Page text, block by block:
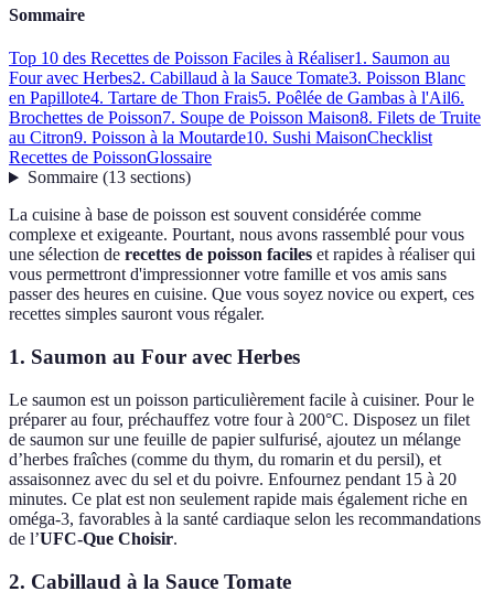
Sommaire
Top 10 des Recettes de Poisson Faciles à Réaliser1. Saumon au
Four avec Herbes2. Cabillaud à la Sauce Tomate3. Poisson Blanc
en Papillote4. Tartare de Thon Frais5. Poêlée de Gambas à l'Ail6.
Brochettes de Poisson7. Soupe de Poisson Maison8. Filets de Truite
au Citron9. Poisson à la Moutarde10. Sushi MaisonChecklist
Recettes de PoissonGlossaire
Sommaire(13 sections)
La cuisine à base de poisson est souvent considérée comme
complexe et exigeante. Pourtant, nous avons rassemblé pour vous
une sélection de recettes de poisson faciles et rapides à réaliser qui
vous permettront d'impressionner votre famille et vos amis sans
passer des heures en cuisine. Que vous soyez novice ou expert, ces
recettes simples sauront vous régaler.
1. Saumon au Four avec Herbes
Le saumon est un poisson particulièrement facile à cuisiner. Pour le
préparer au four, préchauffez votre four à 200°C. Disposez un filet
de saumon sur une feuille de papier sulfurisé, ajoutez un mélange
d’herbes fraîches (comme du thym, du romarin et du persil), et
assaisonnez avec du sel et du poivre. Enfournez pendant 15 à 20
minutes. Ce plat est non seulement rapide mais également riche en
oméga-3, favorables à la santé cardiaque selon les recommandations
de l’UFC-Que Choisir.
2. Cabillaud à la Sauce Tomate